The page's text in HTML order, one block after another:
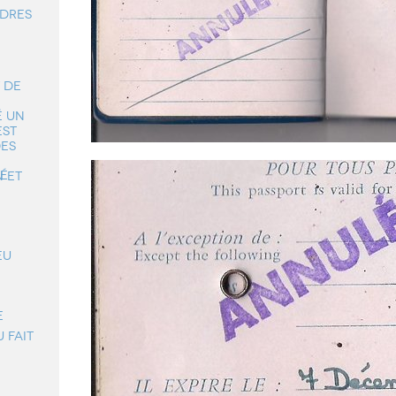
DE
UN
ET
Fait